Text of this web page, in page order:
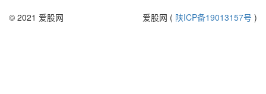
© 2021 爱股网 爱股网 ( 陕ICP备19013157号 )